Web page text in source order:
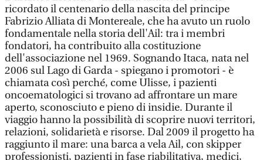
ricordato il centenario della nascita del principe
Fabrizio Alliata di Montereale, che ha avuto un ruolo
fondamentale nella storia dell'Ail: tra i membri
fondatori, ha contribuito alla costituzione
dell'associazione nel 1969. Sognando Itaca, nata nel
2006 sul Lago di Garda - spiegano i promotori - è
chiamata così perché, come Ulisse, i pazienti
oncoematologici si trovano ad affrontare un mare
aperto, sconosciuto e pieno di insidie. Durante il
viaggio hanno la possibilità di scoprire nuovi territori,
relazioni, solidarietà e risorse. Dal 2009 il progetto ha
raggiunto il mare: una barca a vela Ail, con skipper
professionisti, pazienti in fase riabilitativa, medici,